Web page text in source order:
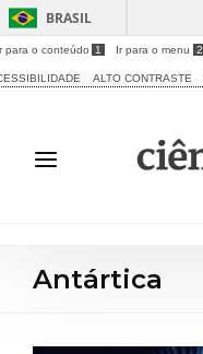
BRASIL
para o conteúdo 1 Ir para o menu 2
ALTO CONTRASTE
Antártica